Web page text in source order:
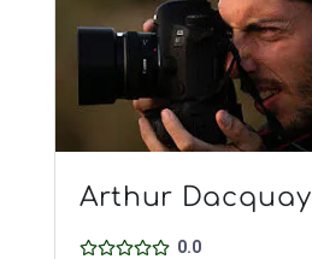
Arthur Dacquay
0.0